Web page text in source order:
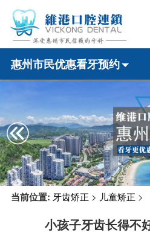
惠州市民优惠看牙预约
home page
医院简介hospital
医师介绍doctor
医疗新闻medical news
电话预约
微信预约
WhatsApp预约
当前位置: 牙齿矫正 > 儿童矫正 >
小孩子牙齿长得不